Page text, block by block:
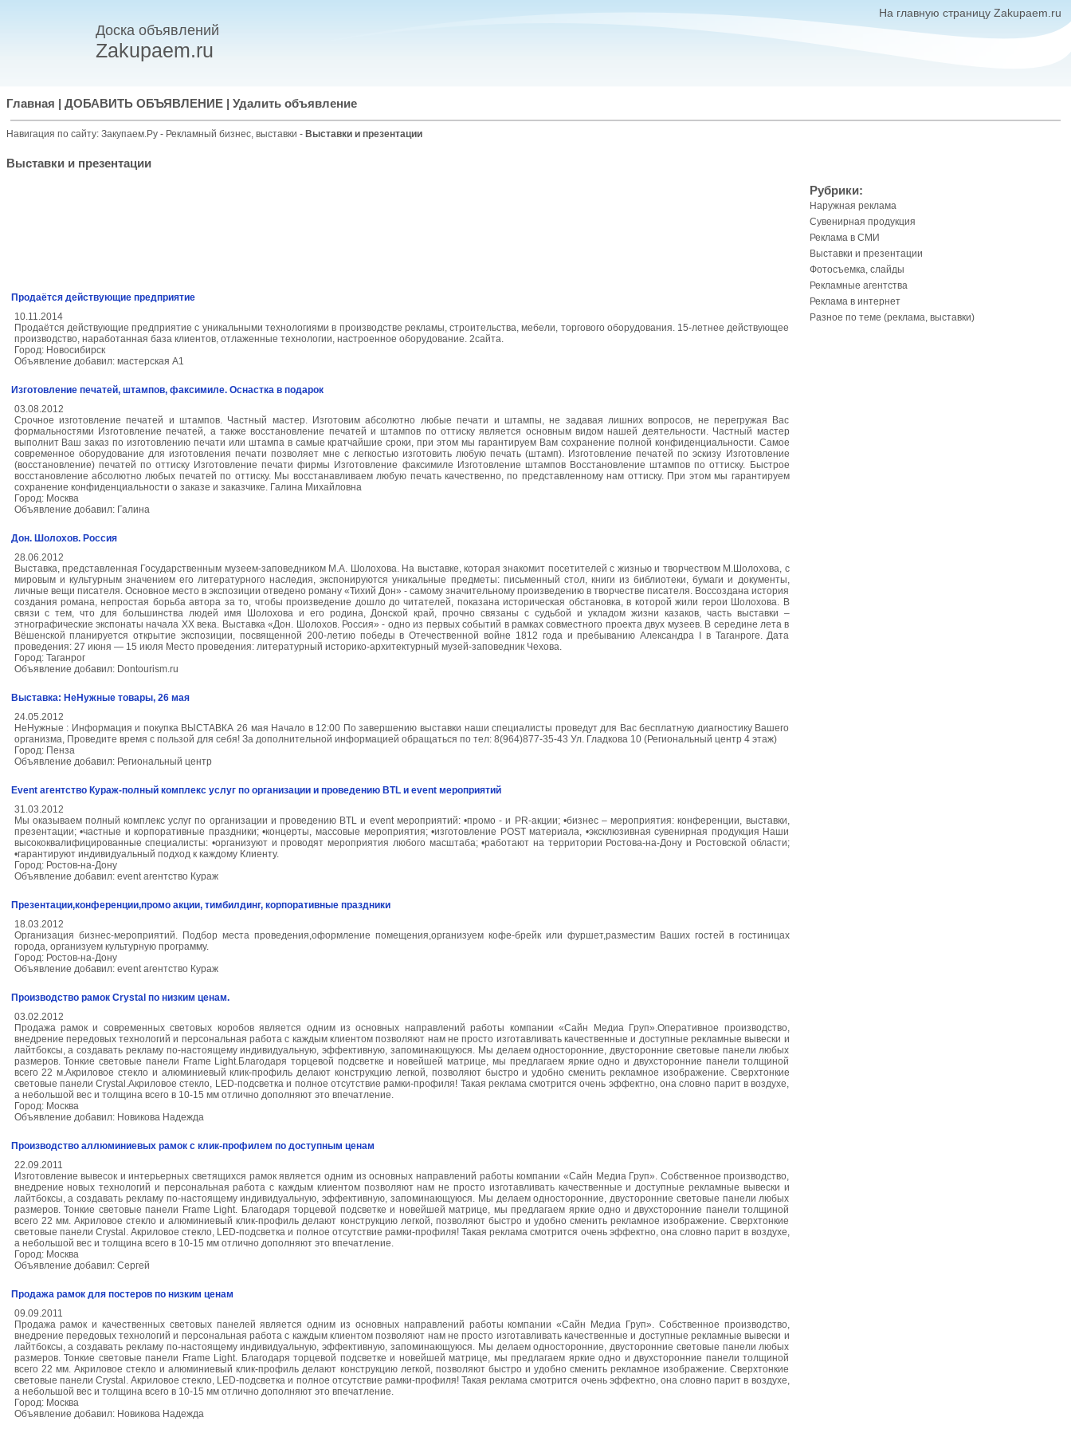
Доска объявлений
Zakupaem.ru
На главную страницу Zakupaem.ru
Главная ДОБАВИТЬ ОБЪЯВЛЕНИЕ Удалить объявление
Навигация по сайту: Закупаем.Ру - Рекламный бизнес, выставки - Выставки и презентации
Выставки и презентации
Продаётся действующие предприятие
10.11.2014
Продаётся действующие предприятие с уникальными технологиями в производстве рекламы, строительства, мебели, торгового оборудования. 15-летнее действующее
производство, наработанная база клиентов, отлаженные технологии, настроенное оборудование. 2сайта.
Город: Новосибирск
Объявление добавил: мастерская А1
Изготовление печатей, штампов, факсимиле. Оснастка в подарок
03.08.2012
Срочное изготовление печатей и штампов. Частный мастер. Изготовим абсолютно любые печати и штампы, не задавая лишних вопросов, не перегружая Вас
формальностями Изготовление печатей, а также восстановление печатей и штампов по оттиску является основным видом нашей деятельности. Частный мастер
выполнит Ваш заказ по изготовлению печати или штампа в самые кратчайшие сроки, при этом мы гарантируем Вам сохранение полной конфиденциальности. Самое
современное оборудование для изготовления печати позволяет мне с легкостью изготовить любую печать (штамп). Изготовление печатей по эскизу Изготовление
(восстановление) печатей по оттиску Изготовление печати фирмы Изготовление факсимиле Изготовление штампов Восстановление штампов по оттиску. Быстрое
восстановление абсолютно любых печатей по оттиску. Мы восстанавливаем любую печать качественно, по представленному нам оттиску. При этом мы гарантируем
сохранение конфиденциальности о заказе и заказчике. Галина Михайловна
Город: Москва
Объявление добавил: Галина
Дон. Шолохов. Россия
28.06.2012
Выставка, представленная Государственным музеем-заповедником М.А. Шолохова. На выставке, которая знакомит посетителей с жизнью и творчеством М.Шолохова, с
мировым и культурным значением его литературного наследия, экспонируются уникальные предметы: письменный стол, книги из библиотеки, бумаги и документы,
личные вещи писателя. Основное место в экспозиции отведено роману «Тихий Дон» - самому значительному произведению в творчестве писателя. Воссоздана история
создания романа, непростая борьба автора за то, чтобы произведение дошло до читателей, показана историческая обстановка, в которой жили герои Шолохова. В
связи с тем, что для большинства людей имя Шолохова и его родина, Донской край, прочно связаны с судьбой и укладом жизни казаков, часть выставки –
этнографические экспонаты начала ХХ века. Выставка «Дон. Шолохов. Россия» - одно из первых событий в рамках совместного проекта двух музеев. В середине лета в
Вёшенской планируется открытие экспозиции, посвященной 200-летию победы в Отечественной войне 1812 года и пребыванию Александра I в Таганроге. Дата
проведения: 27 июня — 15 июля Место проведения: литературный историко-архитектурный музей-заповедник Чехова.
Город: Таганрог
Объявление добавил: Dontourism.ru
Выставка: НеНужные товары, 26 мая
24.05.2012
НеНужные : Информация и покупка ВЫСТАВКА 26 мая Начало в 12:00 По завершению выставки наши специалисты проведут для Вас бесплатную диагностику Вашего
организма, Проведите время с пользой для себя! За дополнительной информацией обращаться по тел: 8(964)877-35-43 Ул. Гладкова 10 (Региональный центр 4 этаж)
Город: Пенза
Объявление добавил: Региональный центр
Event агентство Кураж-полный комплекс услуг по организации и проведению BTL и event мероприятий
31.03.2012
Мы оказываем полный комплекс услуг по организации и проведению BTL и event мероприятий: •промо - и PR-акции; •бизнес – мероприятия: конференции, выставки,
презентации; •частные и корпоративные праздники; •концерты, массовые мероприятия; •изготовление POST материала, •эксклюзивная сувенирная продукция Наши
высококвалифицированные специалисты: •организуют и проводят мероприятия любого масштаба; •работают на территории Ростова-на-Дону и Ростовской области;
•гарантируют индивидуальный подход к каждому Клиенту.
Город: Ростов-на-Дону
Объявление добавил: event агентство Кураж
Презентации,конференции,промо акции, тимбилдинг, корпоративные праздники
18.03.2012
Организация бизнес-мероприятий. Подбор места проведения,оформление помещения,организуем кофе-брейк или фуршет,разместим Ваших гостей в гостиницах
города, организуем культурную программу.
Город: Ростов-на-Дону
Объявление добавил: event агентство Кураж
Производство рамок Crystal по низким ценам.
03.02.2012
Продажа рамок и современных световых коробов является одним из основных направлений работы компании «Сайн Медиа Груп».Оперативное производство,
внедрение передовых технологий и персональная работа с каждым клиентом позволяют нам не просто изготавливать качественные и доступные рекламные вывески и
лайтбоксы, а создавать рекламу по-настоящему индивидуальную, эффективную, запоминающуюся. Мы делаем односторонние, двусторонние световые панели любых
размеров. Тонкие световые панели Frame Light.Благодаря торцевой подсветке и новейшей матрице, мы предлагаем яркие одно и двухсторонние панели толщиной
всего 22 м.Акриловое стекло и алюминиевый клик-профиль делают конструкцию легкой, позволяют быстро и удобно сменить рекламное изображение. Сверхтонкие
световые панели Crystal.Акриловое стекло, LED-подсветка и полное отсутствие рамки-профиля! Такая реклама смотрится очень эффектно, она словно парит в воздухе,
а небольшой вес и толщина всего в 10-15 мм отлично дополняют это впечатление.
Город: Москва
Объявление добавил: Новикова Надежда
Производство аллюминиевых рамок с клик-профилем по доступным ценам
22.09.2011
Изготовление вывесок и интерьерных светящихся рамок является одним из основных направлений работы компании «Сайн Медиа Груп». Собственное производство,
внедрение новых технологий и персональная работа с каждым клиентом позволяют нам не просто изготавливать качественные и доступные рекламные вывески и
лайтбоксы, а создавать рекламу по-настоящему индивидуальную, эффективную, запоминающуюся. Мы делаем односторонние, двусторонние световые панели любых
размеров. Тонкие световые панели Frame Light. Благодаря торцевой подсветке и новейшей матрице, мы предлагаем яркие одно и двухсторонние панели толщиной
всего 22 мм. Акриловое стекло и алюминиевый клик-профиль делают конструкцию легкой, позволяют быстро и удобно сменить рекламное изображение. Сверхтонкие
световые панели Crystal. Акриловое стекло, LED-подсветка и полное отсутствие рамки-профиля! Такая реклама смотрится очень эффектно, она словно парит в воздухе,
а небольшой вес и толщина всего в 10-15 мм отлично дополняют это впечатление.
Город: Москва
Объявление добавил: Сергей
Продажа рамок для постеров по низким ценам
09.09.2011
Продажа рамок и качественных световых панелей является одним из основных направлений работы компании «Сайн Медиа Груп». Собственное производство,
внедрение передовых технологий и персональная работа с каждым клиентом позволяют нам не просто изготавливать качественные и доступные рекламные вывески и
лайтбоксы, а создавать рекламу по-настоящему индивидуальную, эффективную, запоминающуюся. Мы делаем односторонние, двусторонние световые панели любых
размеров. Тонкие световые панели Frame Light. Благодаря торцевой подсветке и новейшей матрице, мы предлагаем яркие одно и двухсторонние панели толщиной
всего 22 мм. Акриловое стекло и алюминиевый клик-профиль делают конструкцию легкой, позволяют быстро и удобно сменить рекламное изображение. Сверхтонкие
световые панели Crystal. Акриловое стекло, LED-подсветка и полное отсутствие рамки-профиля! Такая реклама смотрится очень эффектно, она словно парит в воздухе,
а небольшой вес и толщина всего в 10-15 мм отлично дополняют это впечатление.
Город: Москва
Объявление добавил: Новикова Надежда
Рубрики:
Наружная реклама
Сувенирная продукция
Реклама в СМИ
Выставки и презентации
Фотосъемка, слайды
Рекламные агентства
Реклама в интернет
Разное по теме (реклама, выставки)